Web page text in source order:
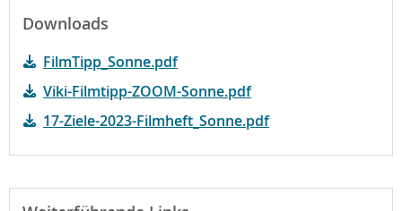
Downloads
FilmTipp_Sonne.pdf
Viki-Filmtipp-ZOOM-Sonne.pdf
17-Ziele-2023-Filmheft_Sonne.pdf